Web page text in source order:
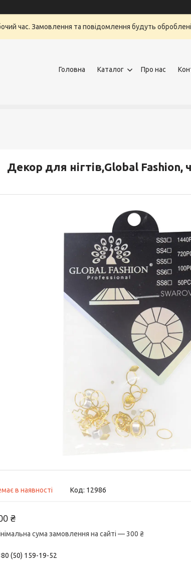
час. Замовлення та повідомлення будуть
Головна Каталог Про нас
Декор для нігтів,Global Fashion,
в наявності Код: 12986
₴
сума замовлення на сайті — 300 ₴
(50) 159-19-52